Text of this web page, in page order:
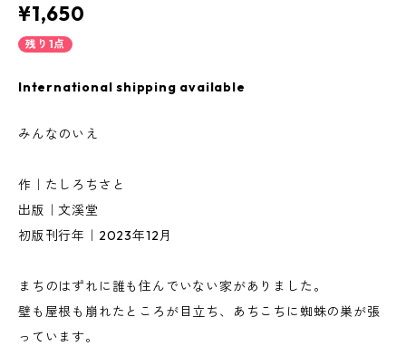
¥1,650
残り1点
International shipping available
みんなのいえ
作｜たしろちさと
出版｜文溪堂
初版刊行年｜2023年12月
まちのはずれに誰も住んでいない家がありました。
壁も屋根も崩れたところが目立ち、あちこちに蜘蛛の巣が張
っています。